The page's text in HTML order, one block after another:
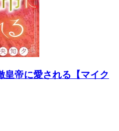
皇帝に愛される【マイク